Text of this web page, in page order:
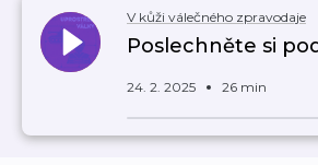
V kůži válečného zpravodaje
Poslechněte si
24. 2. 2025 26 min